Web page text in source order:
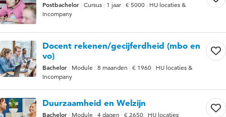
Postbachelor Cursus 1 jaar € 5000
HU locaties &
Incompany
Docent rekenen/gecijferdheid (mbo en
vo)
Bachelor Module 8 maanden € 1960
HU locaties &
Incompany
Duurzaamheid en Welzijn
Bachelor Module 4 dagen € 2650 HU locaties